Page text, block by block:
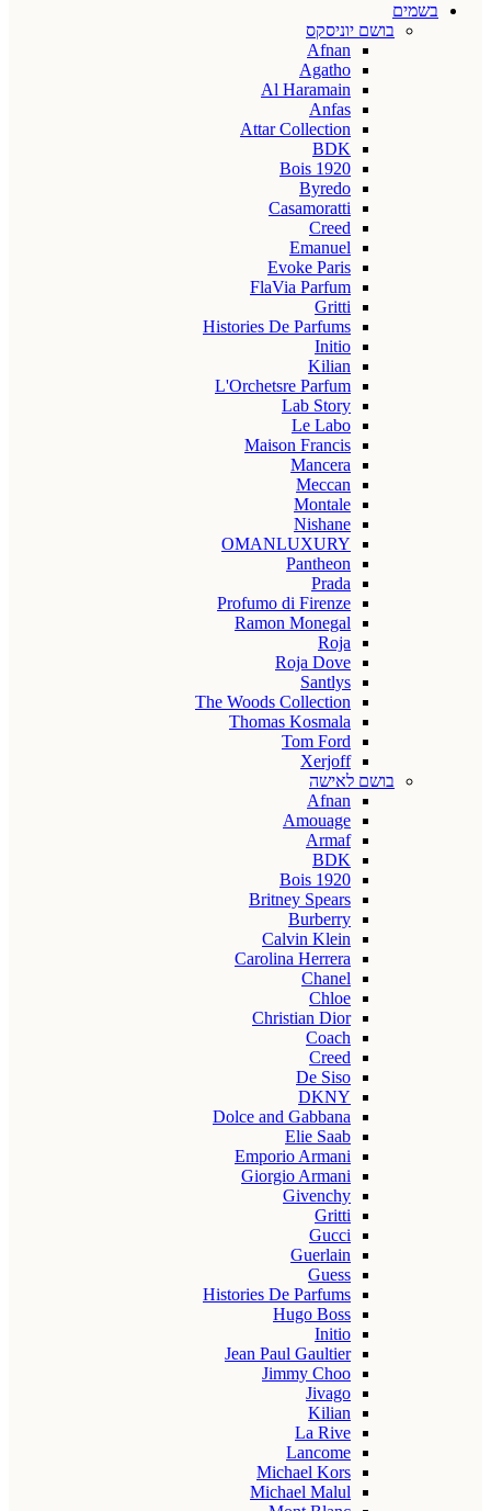
בשמים
בושם יוניסקס
Afnan
Agatho
Al Haramain
Anfas
Attar Collection
BDK
Bois 1920
Byredo
Casamoratti
Creed
Emanuel
Evoke Paris
FlaVia Parfum
Gritti
Histories De Parfums
Initio
Kilian
L'Orchetsre Parfum
Lab Story
Le Labo
Maison Francis
Mancera
Meccan
Montale
Nishane
OMANLUXURY
Pantheon
Prada
Profumo di Firenze
Ramon Monegal
Roja
Roja Dove
Santlys
The Woods Collection
Thomas Kosmala
Tom Ford
Xerjoff
בושם לאישה
Afnan
Amouage
Armaf
BDK
Bois 1920
Britney Spears
Burberry
Calvin Klein
Carolina Herrera
Chanel
Chloe
Christian Dior
Coach
Creed
De Siso
DKNY
Dolce and Gabbana
Elie Saab
Emporio Armani
Giorgio Armani
Givenchy
Gritti
Gucci
Guerlain
Guess
Histories De Parfums
Hugo Boss
Initio
Jean Paul Gaultier
Jimmy Choo
Jivago
Kilian
La Rive
Lancome
Michael Kors
Michael Malul